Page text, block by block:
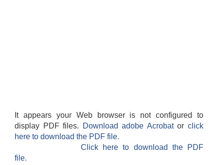
It appears your Web browser is not configured to
display PDF files.
Download adobe Acrobatorclick
here to download the PDF file.
Click here to download the PDF
file.